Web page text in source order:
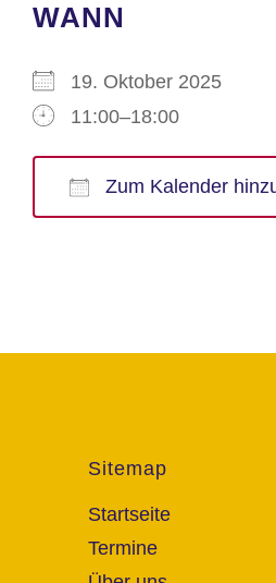
WANN
19. Oktober 2025
11:00–18:00
Zum Kalender
Sitemap
Startseite
Termine